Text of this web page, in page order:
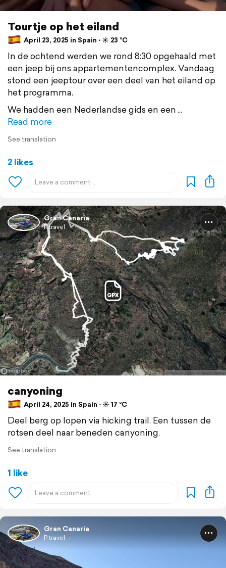
Tourtje op het eiland
April 23, 2025 in Spain ⋅ ☀️ 23 °C
In de ochtend werden we rond 8:30 opgehaald met
een jeep bij ons appartementencomplex. Vandaag
stond een jeeptour over een deel van het eiland op
het programma.
We hadden een Nederlandse gids en een
Read more
See translation
2 likes
Gran Canaria
P travel
canyoning
April 24, 2025 in Spain ⋅ ☀️ 17 °C
Deel berg op lopen via hicking trail. Een tussen de
rotsen deel naar beneden canyoning.
See translation
1 like
Gran Canaria
P travel